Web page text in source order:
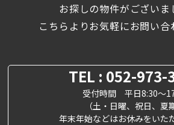
お探しの物件がございま
こちらよりお気軽にお問い合
TEL : 052-973-
受付時間 平日8:30～
（土・日曜、祝日、夏期
年末年始などはお休みをいた